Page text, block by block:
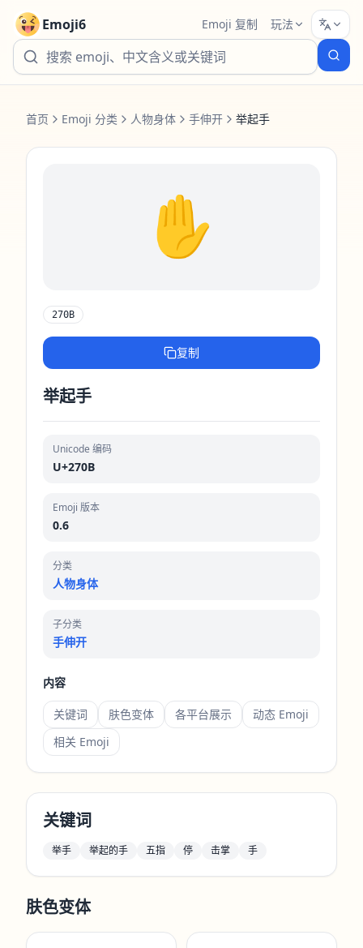
Emoji6 Emoji 复制 玩法
首页 Emoji 分类 人物身体 手伸开 举起手
✋️
270B
复制
举起手
Unicode 编码
U+270B
Emoji 版本
0.6
分类
人物身体
子分类
手伸开
内容
关键词 肤色变体 各平台展示
动态 Emoji
相关 Emoji
关键词
举手 举起的手 五指 停 击掌 手
肤色变体